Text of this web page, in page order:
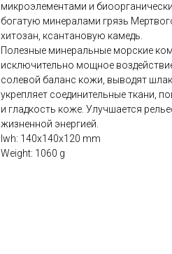
микроэлементами и
богатую минералами грязь
хитозан, ксантановую камедь.
Полезные минеральные морские
исключительно мощное
солевой баланс кожи, выводят
укрепляет соединительные ткани,
и гладкость коже. Улучшается
жизненной энергией.
lwh: 140x140x120 mm
Weight: 1060 g